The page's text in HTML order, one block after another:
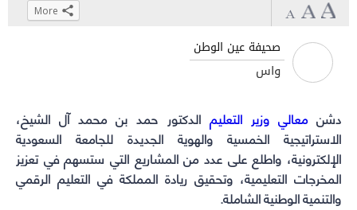
صحيفة عين الوطن
واس
دشنمعالي وزير التعليم الدكتور حمد بن محمد آل الشيخ،
الاستراتيجية الخمسية والهوية الجديدة للجامعة السعودية
الإلكترونية، واطلع على عدد من المشاريع التي ستسهم في تعزيز
المخرجات التعليمية، وتحقيق ريادة المملكة في التعليم الرقمي
والتنمية الوطنية الشاملة.
(Opens
in
new
window)
(Opens
in
new
window)
(Opens
in
new
window)
Click
(Opens
in
new
window)
More